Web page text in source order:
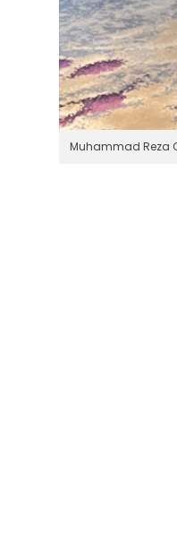
Muhammad Reza